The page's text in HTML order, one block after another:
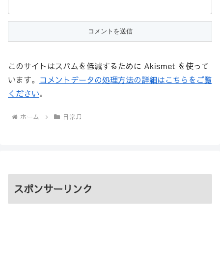
このサイトはスパムを低減するために Akismet を使って
います。 コメントデータの処理方法の詳細はこちらをご覧
ください。
ホーム 日常♫
スポンサーリンク